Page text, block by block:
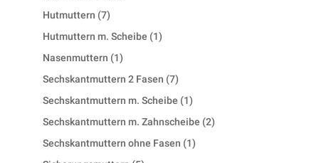
Hutmuttern 77
products
Hutmuttern m. Scheibe 11
Nasenmuttern 11
product
Sechskantmuttern 2 Fasen 77
products
Sechskantmuttern m. Scheibe 11
product
Sechskantmuttern m. Zahnscheibe 22
Sechskantmuttern ohne Fasen 11